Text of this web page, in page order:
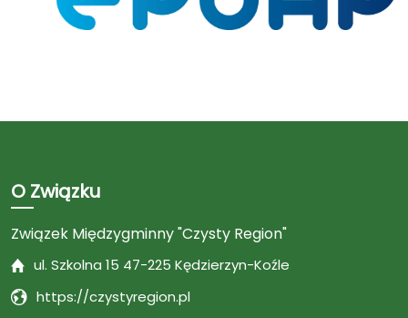
O Związku
Związek Międzygminny "Czysty Region"
ul. Szkolna 15 47-225 Kędzierzyn-Koźle
https://czystyregion.pl